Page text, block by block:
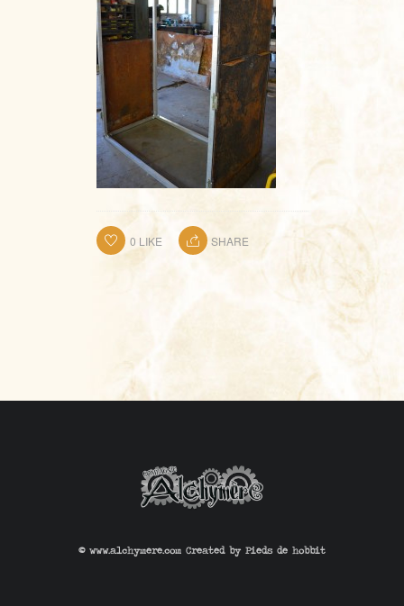
0 LIKE SHARE
© www.alchymere.com Created by Pieds de hobbit